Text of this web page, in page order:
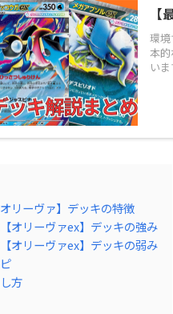
環
本
いま
リーヴァ】デッキの特徴
オリーヴァex】デッキの強み
オリーヴァex】デッキの弱み
方